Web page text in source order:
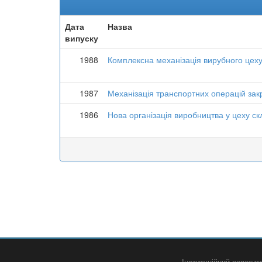
Дата
випуску
Назва
1988 Комплексна механізація вирубного цеху
1987
Механізація транспортних операцій
1986
Нова організація виробництва у цеху